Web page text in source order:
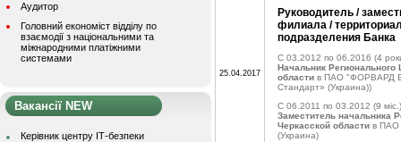
Аудитор
Головний економіст відділу по
взаємодії з національними та
міжнародними платіжними
системами
Вакансії NEW
Керівник центру ІТ-безпеки
25.04.2017
Руководитель /
филиала /
подразделения Банка
C 03.2012 по 06.2016 (4
Начальник Регионального
области в ПАО "ФОРВАРД
Стандарт» (Украина))
C 06.2011 по 03.2012 (9 міс.)
Заместитель начальника
Черкасской области в ПАО
(Украина)